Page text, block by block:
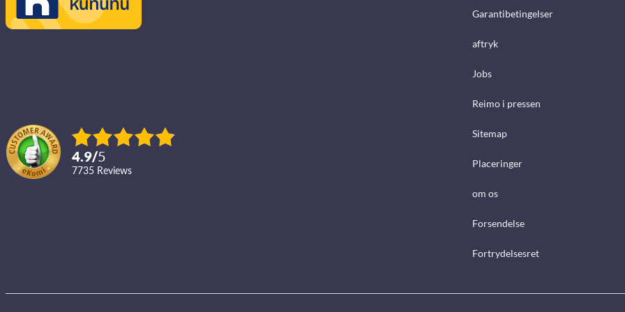
4.9/5
7735 reviews
Garantibetingelser
aftryk
Jobs
Reimo i pressen
Sitemap
Placeringer
om os
Forsendelse
Fortrydelsesret